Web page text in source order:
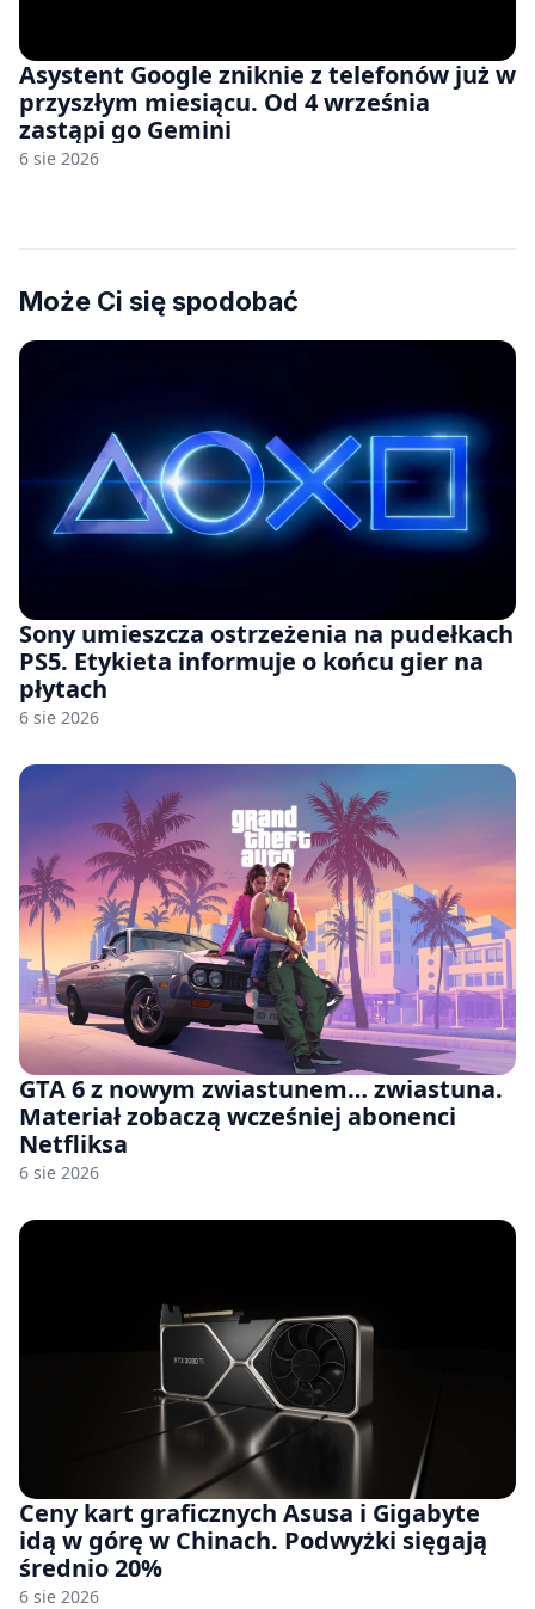
Asystent Google zniknie z telefonów już w
przyszłym miesiącu. Od 4 września
zastąpi go Gemini
6 sie 2026
Może Ci się spodobać
Sony umieszcza ostrzeżenia na pudełkach
PS5. Etykieta informuje o końcu gier na
płytach
6 sie 2026
GTA 6 z nowym zwiastunem… zwiastuna.
Materiał zobaczą wcześniej abonenci
Netfliksa
6 sie 2026
Ceny kart graficznych Asusa i Gigabyte
idą w górę w Chinach. Podwyżki sięgają
średnio 20%
6 sie 2026